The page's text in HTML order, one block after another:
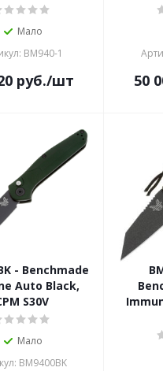
Мало
BM940-1
руб./шт 50
- Benchmade
Auto Black,
S30V
Мало
BM9400BK